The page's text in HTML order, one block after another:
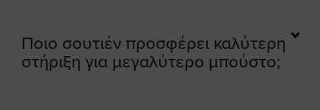
Ποιο σουτιέν προσφέρει καλύτερη
στήριξη για μεγαλύτερο μπούστο;